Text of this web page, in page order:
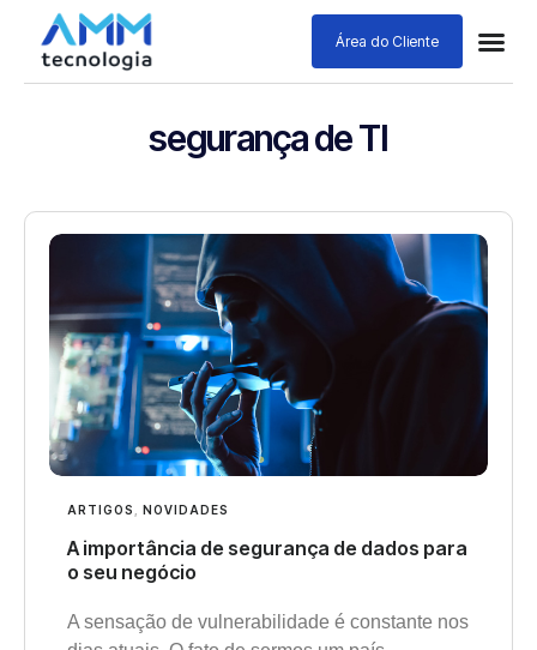
Área do Cliente
segurança de TI
ARTIGOS NOVIDADES
A importância de segurança de dados para
o seu negócio
A sensação de vulnerabilidade é constante nos